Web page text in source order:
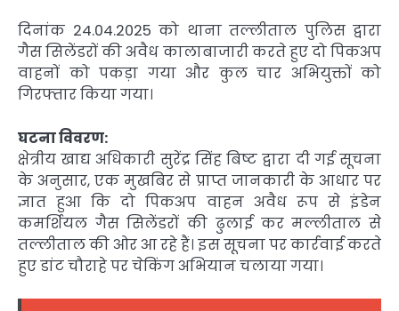
दिनांक 24.04.2025 को थाना तल्लीताल पुलिस द्वारा
गैस सिलेंडरों की अवैध कालाबाजारी करते हुए दो पिकअप
वाहनों को पकड़ा गया और कुल चार अभियुक्तों को
गिरफ्तार किया गया।
घटना विवरण:
क्षेत्रीय खाद्य अधिकारी सुरेंद्र सिंह बिष्ट द्वारा दी गई सूचना
के अनुसार, एक मुखबिर से प्राप्त जानकारी के आधार पर
ज्ञात हुआ कि दो पिकअप वाहन अवैध रूप से इंडेन
कमर्शियल गैस सिलेंडरों की ढुलाई कर मल्लीताल से
तल्लीताल की ओर आ रहे हैं। इस सूचना पर कार्रवाई करते
हुए डांट चौराहे पर चेकिंग अभियान चलाया गया।